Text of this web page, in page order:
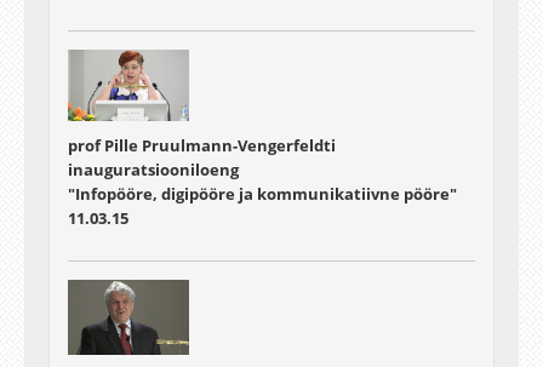
prof Pille Pruulmann-Vengerfeldti
inauguratsiooniloeng
"Infopööre, digipööre ja kommunikatiivne pööre"
11.03.15